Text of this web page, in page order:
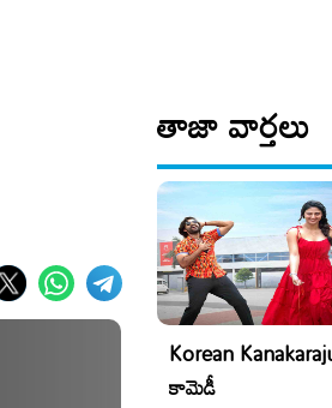
తాజా వార్తలు
Korean
కామెడీ